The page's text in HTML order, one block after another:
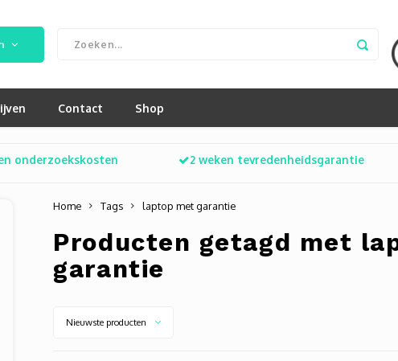
Contact Shop
onderzoekskosten 2 weken tevredenheidsgarantie
Home Tags laptop met garantie
Producten getagd met
garantie
Nieuwste producten